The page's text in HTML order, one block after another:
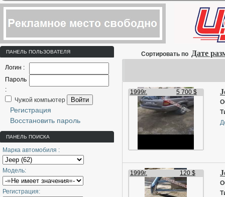
ПАНЕЛЬ ПОЛЬЗОВАТЕЛЯ
Логин :
Пароль
:
Чужой компьютер
Войти
Регистрация
Восстановить пароль
ПАНЕЛЬ ПОИСКА
Марка автомобиля :
Модель:
Регистрация:
Сортировать по Дате
1999г. 5 700 $
1999г. 120 $